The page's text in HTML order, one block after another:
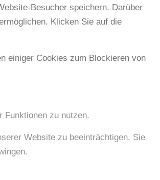
Besucher speichern. Darüber
Klicken Sie auf die
einiger Cookies zum Blockieren von
Funktionen zu nutzen.
Website zu beeinträchtigen. Sie